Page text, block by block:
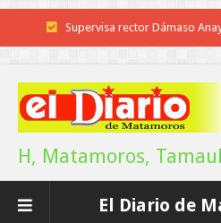
Supervisa rector Dámaso
Impulsa el alcalde avances
Agiliza el ITAVU procesos de
patrimonial a más
H, Matamoros,
El Diario de